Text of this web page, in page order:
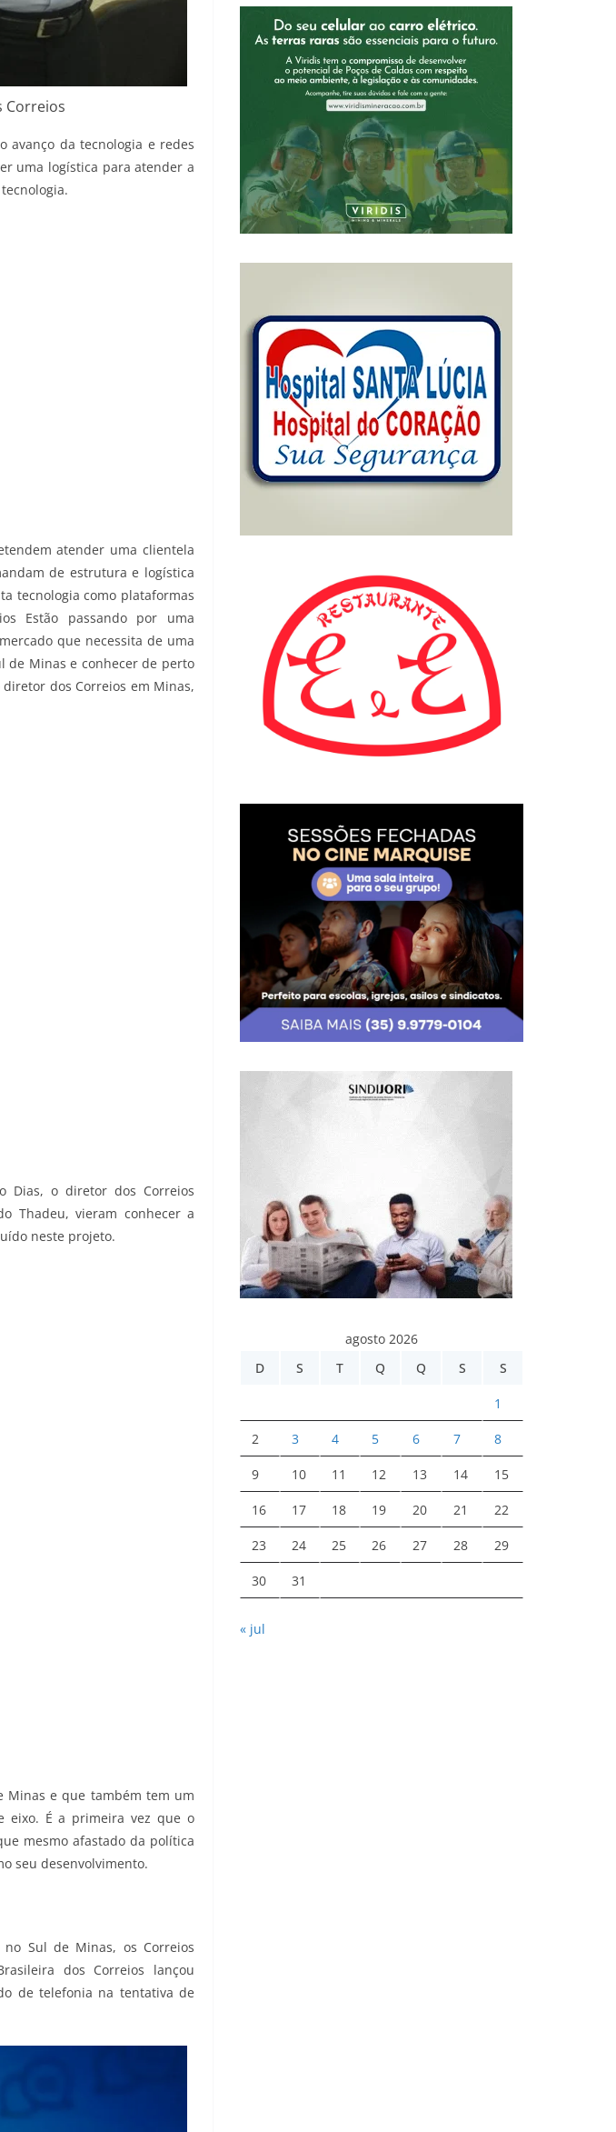
Correios
avanço da tecnologia e redes
uma logística para atender a
atender uma clientela
de estrutura e logística
tecnologia como plataformas
Estão passando por uma
que necessita de uma
de Minas e conhecer de perto
dos Correios em Minas,
Dias, o diretor dos Correios
Thadeu, vieram conhecer a
neste projeto.
Minas e que também tem um
eixo. É a primeira vez que o
mesmo afastado da política
seu desenvolvimento.
Sul de Minas, os Correios
dos Correios lançou
de telefonia na tentativa de
agosto 2026
D
S T Q Q S S
1
2 3 4 5 6 7 8
9 10 11 12 13 14 15
16 17 18 19 20 21 22
23 24 25 26 27 28 29
30 31
« jul